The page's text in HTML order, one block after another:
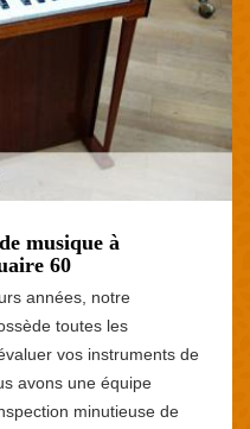
musique à
60
années, notre
toutes les
vos instruments de
avons une équipe
minutieuse de